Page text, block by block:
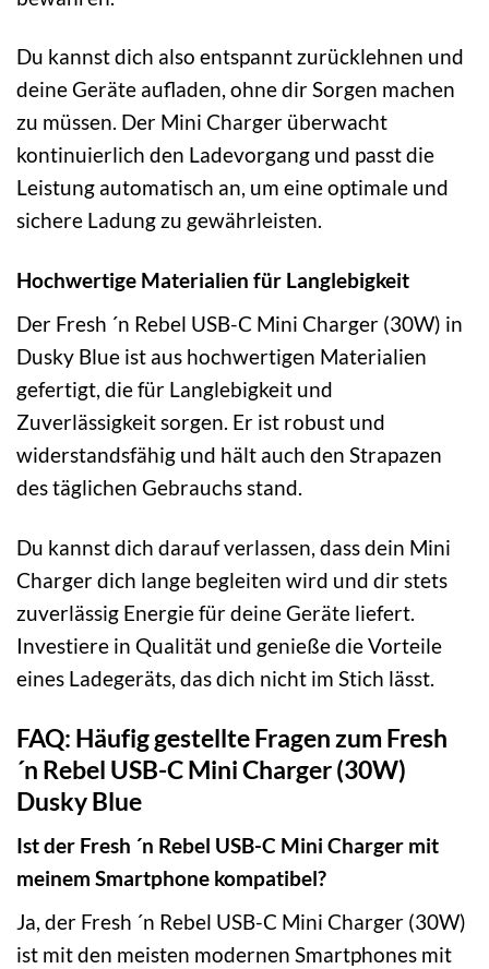
Du kannst dich also entspannt zurücklehnen und
deine Geräte aufladen, ohne dir Sorgen machen
zu müssen. Der Mini Charger überwacht
kontinuierlich den Ladevorgang und passt die
Leistung automatisch an, um eine optimale und
sichere Ladung zu gewährleisten.
Hochwertige Materialien für Langlebigkeit
Der Fresh ´n Rebel USB-C Mini Charger (30W) in
Dusky Blue ist aus hochwertigen Materialien
gefertigt, die für Langlebigkeit und
Zuverlässigkeit sorgen. Er ist robust und
widerstandsfähig und hält auch den Strapazen
des täglichen Gebrauchs stand.
Du kannst dich darauf verlassen, dass dein Mini
Charger dich lange begleiten wird und dir stets
zuverlässig Energie für deine Geräte liefert.
Investiere in Qualität und genieße die Vorteile
eines Ladegeräts, das dich nicht im Stich lässt.
FAQ: Häufig gestellte Fragen zum Fresh
´n Rebel USB-C Mini Charger (30W)
Dusky Blue
Ist der Fresh ´n Rebel USB-C Mini Charger mit
meinem Smartphone kompatibel?
Ja, der Fresh ´n Rebel USB-C Mini Charger (30W)
ist mit den meisten modernen Smartphones mit